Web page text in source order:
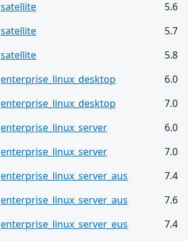
satellite
5.6
satellite
5.7
satellite
5.8
enterprise_linux_desktop
6.0
enterprise_linux_desktop
7.0
enterprise_linux_server
6.0
enterprise_linux_server
7.0
enterprise_linux_server_aus
7.4
enterprise_linux_server_aus
7.6
enterprise_linux_server_eus
7.4